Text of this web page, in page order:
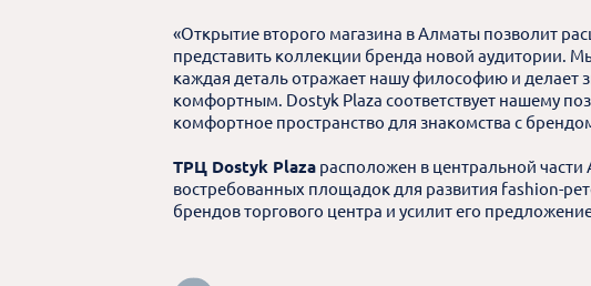
«Открытие второго магазина в Алматы позволит
представить коллекции бренда новой аудитории.
каждая деталь отражает нашу философию и делает
комфортным. Dostyk Plaza соответствует нашему
комфортное пространство для знакомства с
ТРЦ Dostyk Plaza расположен в центральной
востребованных площадок для развития fashion-
брендов торгового центра и усилит его